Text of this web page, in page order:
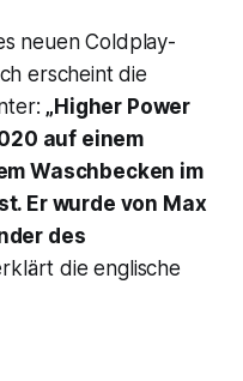
neuen Coldplay-
erscheint die
„Higher Power
auf einem
Waschbecken im
Er wurde von Max
des
die englische